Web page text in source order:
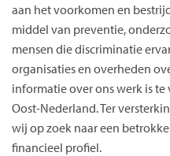
aan het voorkomen en
middel van preventie,
mensen die discriminatie
organisaties en overheden
informatie over ons werk is
Oost-Nederland. Ter
wij op zoek naar een
financieel profiel.